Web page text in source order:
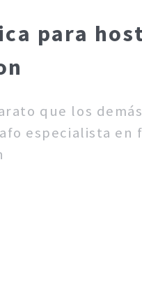
para
que los
especialista en